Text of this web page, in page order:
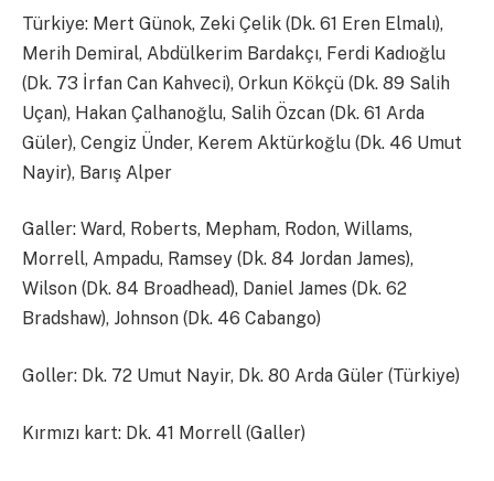
Türkiye: Mert Günok, Zeki Çelik (Dk. 61 Eren Elmalı),
Merih Demiral, Abdülkerim Bardakçı, Ferdi Kadıoğlu
(Dk. 73 İrfan Can Kahveci), Orkun Kökçü (Dk. 89 Salih
Uçan), Hakan Çalhanoğlu, Salih Özcan (Dk. 61 Arda
Güler), Cengiz Ünder, Kerem Aktürkoğlu (Dk. 46 Umut
Nayir), Barış Alper
Galler: Ward, Roberts, Mepham, Rodon, Willams,
Morrell, Ampadu, Ramsey (Dk. 84 Jordan James),
Wilson (Dk. 84 Broadhead), Daniel James (Dk. 62
Bradshaw), Johnson (Dk. 46 Cabango)
Goller: Dk. 72 Umut Nayir, Dk. 80 Arda Güler (Türkiye)
Kırmızı kart: Dk. 41 Morrell (Galler)